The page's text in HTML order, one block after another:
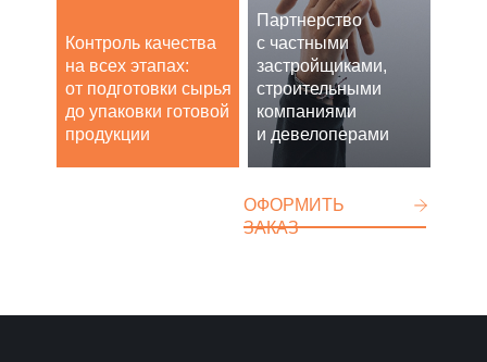
Контроль качества
на всех этапах:
от подготовки сырья
до упаковки готовой
продукции
Партнерство
с частными
застройщиками,
строительными
компаниями
и девелоперами
ОФОРМИТЬ
ЗАКАЗ